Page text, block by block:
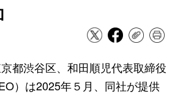
都渋谷区、和田順児代表取締役
）は2025年５月、同社が提供